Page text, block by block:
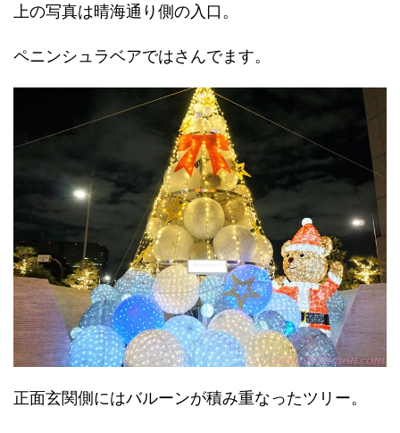
上の写真は晴海通り側の入口。
ペニンシュラベアではさんでます。
正面玄関側にはバルーンが積み重なったツリー。